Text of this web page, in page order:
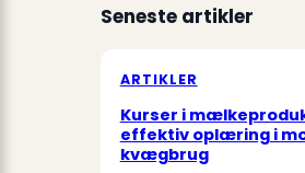
Seneste artikler
ARTIKLER
Kurser i
effektiv oplæring i
kvægbrug